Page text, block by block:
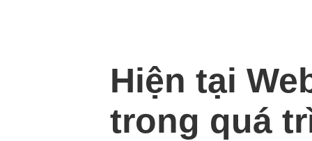
Hiện tại
trong quá